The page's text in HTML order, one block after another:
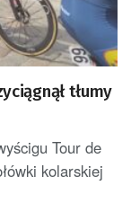
tłumy
Tour de
kolarskiej